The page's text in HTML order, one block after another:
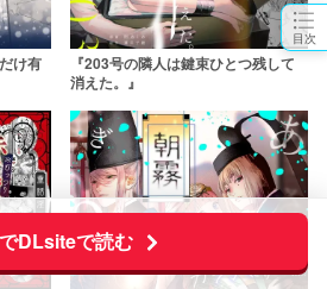
目次
DLsiteで読む
け有
『203号の隣人は鍵束ひとつ残して
消えた。』